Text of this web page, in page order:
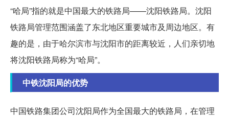
“哈局”指的就是中国最大的铁路局——沈阳铁路局。沈阳
铁路局管理范围涵盖了东北地区重要城市及周边地区。有
趣的是，由于哈尔滨市与沈阳市的距离较近，人们亲切地
将沈阳铁路局称为“哈局”。
中铁沈阳局的优势
中国铁路集团公司沈阳局作为全国最大的铁路局，在管理